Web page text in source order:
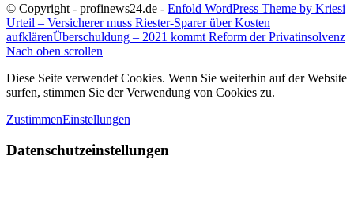
© Copyright - profinews24.de - Enfold WordPress Theme by Kriesi
Urteil – Versicherer muss Riester-Sparer über Kosten
aufklärenÜberschuldung – 2021 kommt Reform der Privatinsolvenz
Nach oben scrollen
Diese Seite verwendet Cookies. Wenn Sie weiterhin auf der Website
surfen, stimmen Sie der Verwendung von Cookies zu.
ZustimmenEinstellungen
Datenschutzeinstellungen